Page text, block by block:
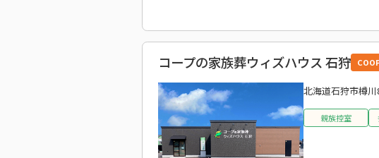
コープの家族葬ウィズハウス 石狩
北海道石狩市樽
親族控室